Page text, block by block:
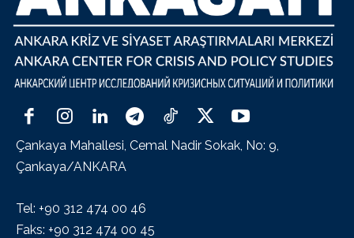
Çankaya Mahallesi, Cemal Nadir Sokak, No: 9,
Çankaya/ANKARA
Tel: +90 312 474 00 46
Faks: +90 312 474 00 45